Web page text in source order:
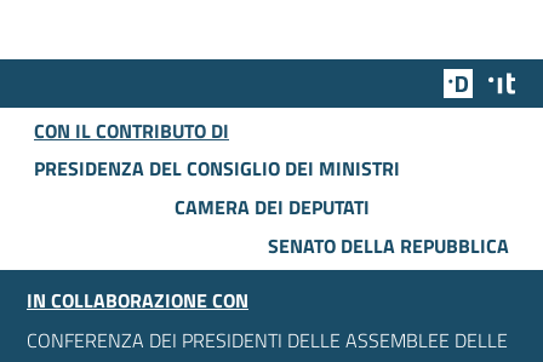
Team
CON IL CONTRIBUTO DI
PRESIDENZA DEL CONSIGLIO DEI MINISTRI
CAMERA DEI DEPUTATI
SENATO DELLA REPUBBLICA
IN COLLABORAZIONE CON
CONFERENZA DEI PRESIDENTI DELLE ASSEMBLEE DELLE